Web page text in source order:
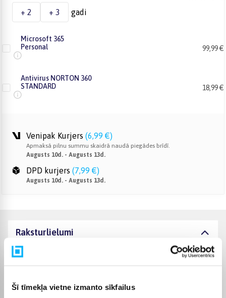
Šī tīmekļa vietne izmanto sīkfailus
+ 2 + 3 gadi
Microsoft 365
Personal
99,99 €
Antivirus NORTON 360
STANDARD
18,99 €
Venipak Kurjers (6,99 €)
Apmaksā pilnu summu skaidrā naudā piegādes brīdī.
Augusts 10d. - Augusts 13d.
DPD kurjers (7,99 €)
Augusts 10d. - Augusts 13d.
Raksturlielumi
Ražotājs
Komplektēšanas valsts Latvija